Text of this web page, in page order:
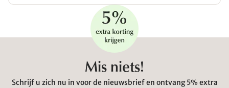
Mis niets!
Schrijf u zich nu in voor de nieuwsbrief en ontvang 5% extra